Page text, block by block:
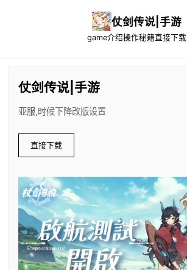
仗剑传说|手游
game介绍操作秘籍直接下载
仗剑传说|手游
亚服,时候下降改版设置
直接下载